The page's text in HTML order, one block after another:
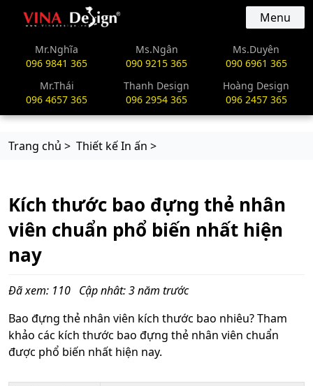
vinadesign.vn Menu
Mr.Nghĩa
096 9841 365
Ms.Ngân
090 9215 365
Ms.Duyên
090 6961 365
Mr.Thái
096 4657 365
Thanh Design
096 2954 365
Hoàng Design
096 2457 365
Trang chủ > Thiết kế In ấn >
Kích thước bao đựng thẻ nhân
viên chuẩn phổ biến nhất hiện
nay
Đã xem: 110 Cập nhât: 3 năm trước
Bao đựng thẻ nhân viên kích thước bao nhiêu? Tham
khảo các kích thước bao đựng thẻ nhân viên chuẩn
được phổ biến nhất hiện nay.